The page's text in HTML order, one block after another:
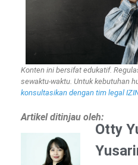
Konten ini bersifat edukatif.
sewaktu-waktu. Untuk kebutuhan
konsultasikan dengan tim legal
Artikel ditinjau oleh:
Otty